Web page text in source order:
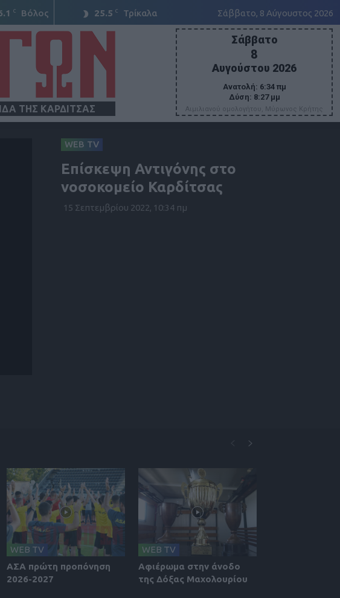
C Βόλος 25.5 C Τρίκαλα Σάββατο, 8 Αύγουστος 2026
ΤΗΣ ΚΑΡΔΙΤΣΑΣ
Σάββατο
8
Αυγούστου 2026
Ανατολή: 6:34 πμ
Δύση: 8:27 μμ
Αιμιλιανού ομολογήτου, Μύρωνος Κρήτης
WEB TV
Επίσκεψη Αντιγόνης στο
νοσοκομείο Καρδίτσας
15 Σεπτεμβρίου 2022, 10:34 πμ
WEB TV
ΑΣΑ πρώτη προπόνηση
2026-2027
WEB TV
Αφιέρωμα στην άνοδο
της Δόξας Μαχολουρίου